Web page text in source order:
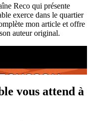
Reco qui présente
exerce dans le quartier
mon article et offre
auteur original.
vous attend à